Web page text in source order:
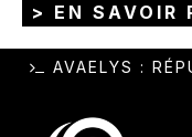
> EN SAVOIR
AVAELYS :